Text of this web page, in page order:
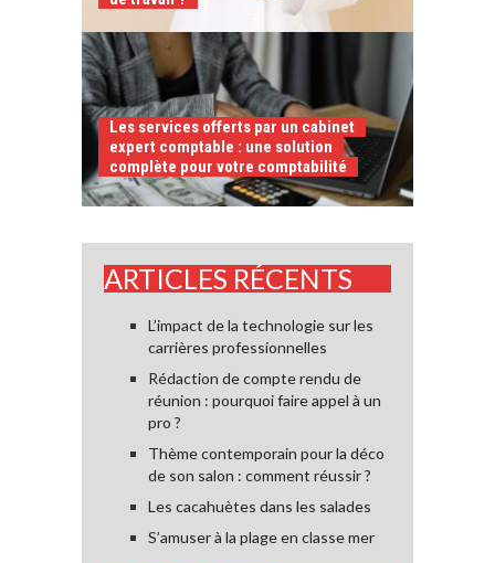
Les services offerts par un cabinet
expert comptable : une solution
complète pour votre comptabilité
ARTICLES RÉCENTS
L’impact de la technologie sur les
carrières professionnelles
Rédaction de compte rendu de
réunion : pourquoi faire appel à un
pro ?
Thème contemporain pour la déco
de son salon : comment réussir ?
Les cacahuètes dans les salades
S’amuser à la plage en classe mer